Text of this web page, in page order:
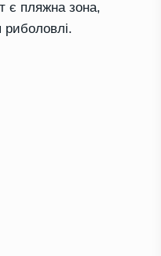
є пляжна зона,
риболовлі.